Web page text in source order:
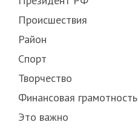
Происшествия
Район
Спорт
Творчество
Финансовая грамотность
Это важно